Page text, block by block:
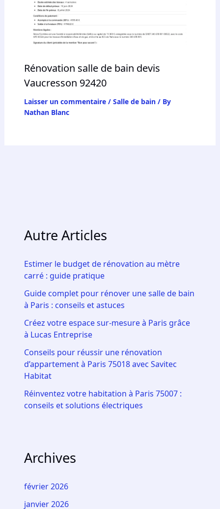
Rénovation salle de bain devis
Vaucresson 92420
Laisser un commentaire / Salle de bain/ By
Nathan Blanc
Autre Articles
Estimer le budget de rénovation au mètre
carré : guide pratique
Guide complet pour rénover une salle de bain
à Paris : conseils et astuces
Créez votre espace sur-mesure à Paris grâce
à Lucas Entreprise
Conseils pour réussir une rénovation
d’appartement à Paris 75018 avec Savitec
Habitat
Réinventez votre habitation à Paris 75007 :
conseils et solutions électriques
Archives
février 2026
janvier 2026